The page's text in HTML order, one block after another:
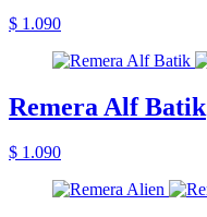
$ 1.090
Remera Alf Batik
$ 1.090